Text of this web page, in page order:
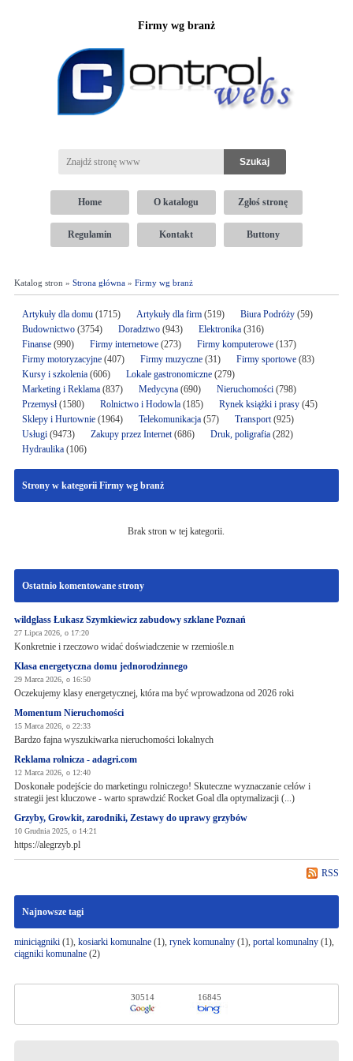
Firmy wg branż
Home O katalogu Zgłoś stronę
Regulamin Kontakt Buttony
Katalog stron » Strona główna» Firmy wg branż
Artykuły dla domu(1715) Artykuły dla firm(519) Biura Podróży(59)
Budownictwo(3754) Doradztwo(943) Elektronika (316)
Finanse(990) Firmy internetowe (273) Firmy komputerowe(137)
Firmy motoryzacyjne(407) Firmy muzyczne(31) Firmy sportowe(83)
Kursy i szkolenia(606) Lokale gastronomiczne(279)
Marketing i Reklama(837) Medycyna(690) Nieruchomości(798)
Przemysł(1580) Rolnictwo i Hodowla(185) Rynek książki i prasy(45)
Sklepy i Hurtownie(1964) Telekomunikacja(57) Transport(925)
Usługi(9473) Zakupy przez Internet(686) Druk, poligrafia(282)
Hydraulika(106)
Strony w kategorii Firmy wg branż
Brak stron w tej kategorii.
Ostatnio komentowane strony
wildglass Łukasz Szymkiewicz zabudowy szklane Poznań
27 Lipca 2026, o 17:20
Konkretnie i rzeczowo widać doświadczenie w rzemiośle.n
Klasa energetyczna domu jednorodzinnego
29 Marca 2026, o 16:50
Oczekujemy klasy energetycznej, która ma być wprowadzona od 2026 roki
Momentum Nieruchomości
15 Marca 2026, o 22:33
Bardzo fajna wyszukiwarka nieruchomości lokalnych
Reklama rolnicza - adagri.com
12 Marca 2026, o 12:40
Doskonałe podejście do marketingu rolniczego! Skuteczne wyznaczanie celów i
strategii jest kluczowe - warto sprawdzić Rocket Goal dla optymalizacji (...)
Grzyby, Growkit, zarodniki, Zestawy do uprawy grzybów
10 Grudnia 2025, o 14:21
https://alegrzyb.pl
RSS
Najnowsze tagi
miniciągniki(1), kosiarki komunalne(1), rynek komunalny(1), portal komunalny(1),
ciągniki komunalne(2)
30514 16845